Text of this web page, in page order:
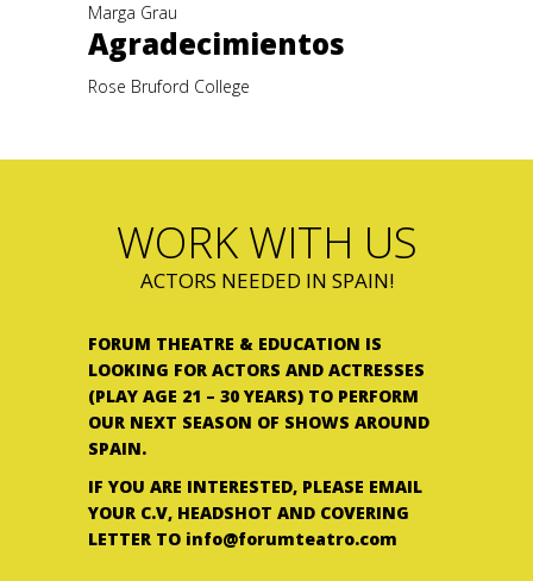
Marga Grau
Agradecimientos
Rose Bruford College
WORK WITH US
ACTORS NEEDED IN SPAIN!
FORUM THEATRE & EDUCATION IS
LOOKING FOR ACTORS AND ACTRESSES
(PLAY AGE 21 – 30 YEARS) TO PERFORM
OUR NEXT SEASON OF SHOWS AROUND
SPAIN.
IF YOU ARE INTERESTED, PLEASE EMAIL
YOUR C.V, HEADSHOT AND COVERING
LETTER TO info@forumteatro.com